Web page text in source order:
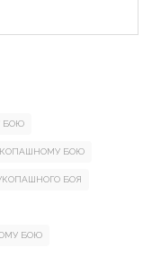
БОЮ
БОЮ
БОЯ
БОЮ